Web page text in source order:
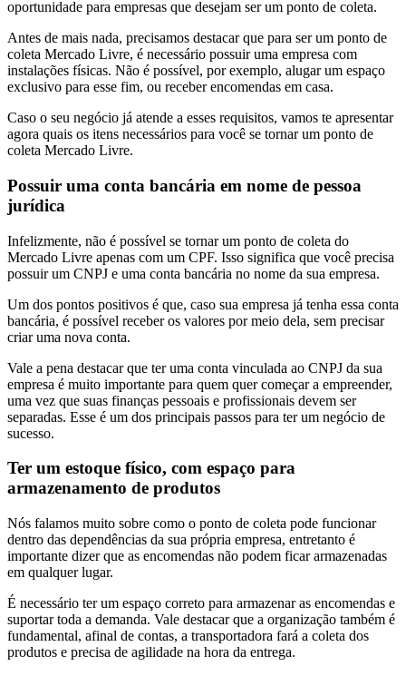
oportunidade para empresas que desejam ser um ponto de coleta.
Antes de mais nada, precisamos destacar que para ser um ponto de
coleta Mercado Livre, é necessário possuir uma empresa com
instalações físicas. Não é possível, por exemplo, alugar um espaço
exclusivo para esse fim, ou receber encomendas em casa.
Caso o seu negócio já atende a esses requisitos, vamos te apresentar
agora quais os itens necessários para você se tornar um ponto de
coleta Mercado Livre.
Possuir uma conta bancária em nome de pessoa
jurídica
Infelizmente, não é possível se tornar um ponto de coleta do
Mercado Livre apenas com um CPF. Isso significa que você precisa
possuir um CNPJ e uma conta bancária no nome da sua empresa.
Um dos pontos positivos é que, caso sua empresa já tenha essa conta
bancária, é possível receber os valores por meio dela, sem precisar
criar uma nova conta.
Vale a pena destacar que ter uma conta vinculada ao CNPJ da sua
empresa é muito importante para quem quer começar a empreender,
uma vez que suas finanças pessoais e profissionais devem ser
separadas. Esse é um dos principais passos para ter um negócio de
sucesso.
Ter um estoque físico, com espaço para
armazenamento de produtos
Nós falamos muito sobre como o ponto de coleta pode funcionar
dentro das dependências da sua própria empresa, entretanto é
importante dizer que as encomendas não podem ficar armazenadas
em qualquer lugar.
É necessário ter um espaço correto para armazenar as encomendas e
suportar toda a demanda. Vale destacar que a organização também é
fundamental, afinal de contas, a transportadora fará a coleta dos
produtos e precisa de agilidade na hora da entrega.